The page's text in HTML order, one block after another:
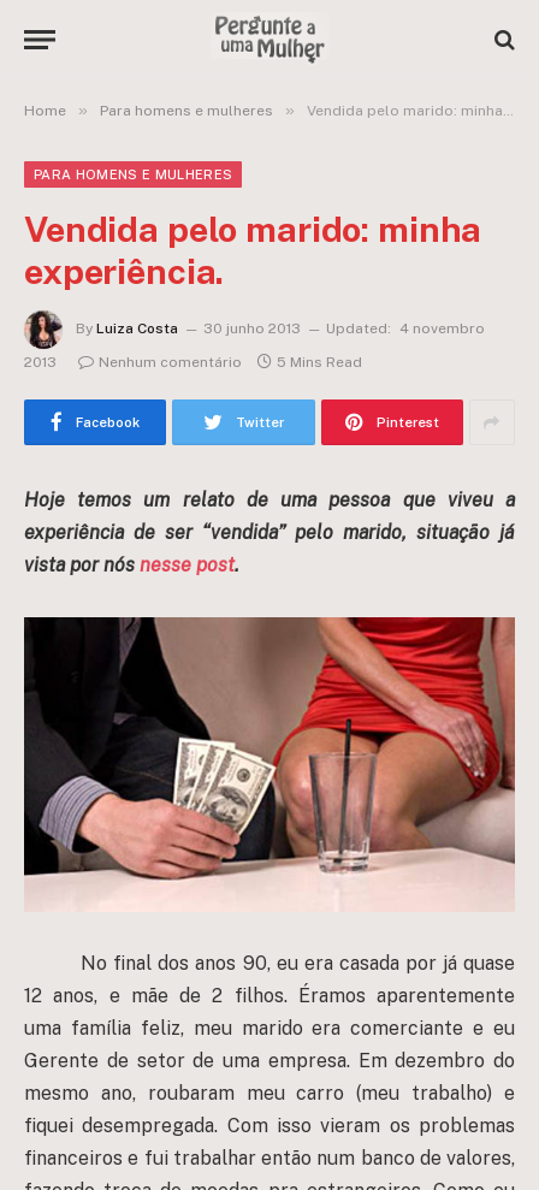
Home » Para homens e mulheres » Vendida pelo marido: minha experiência.
PARA HOMENS E MULHERES
Vendida pelo marido: minha
experiência.
By Luiza Costa 30 junho 2013 Updated:
4 novembro
2013
Nenhum comentário 5 Mins Read
Facebook Twitter Pinterest
Hoje temos um relato de uma pessoa que viveu a
experiência de ser “vendida” pelo marido, situação já
vista por nós nesse post.
No final dos anos 90, eu era casada por já quase
12 anos, e mãe de 2 filhos. Éramos aparentemente
uma família feliz, meu marido era comerciante e eu
Gerente de setor de uma empresa. Em dezembro do
mesmo ano, roubaram meu carro (meu trabalho) e
fiquei desempregada. Com isso vieram os problemas
financeiros e fui trabalhar então num banco de valores,